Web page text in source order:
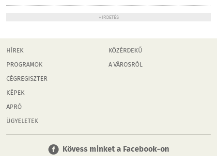
HIRDETÉS
HÍREK
PROGRAMOK
CÉGREGISZTER
KÉPEK
APRÓ
ÜGYELETEK
KÖZÉRDEKŰ
A VÁROSRÓL
Kövess minket a Facebook-on